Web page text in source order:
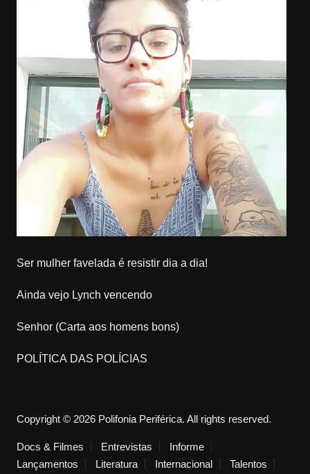
Ser mulher favelada é resistir dia a dia!
Ainda vejo Lynch vencendo
Senhor (Carta aos homens bons)
POLÍTICA DAS POLÍCIAS
Copyright © 2026 Polifonia Periférica. All rights reserved.
Docs & Filmes Entrevistas
Informe
Lançamentos
Literatura Internacional Talentos